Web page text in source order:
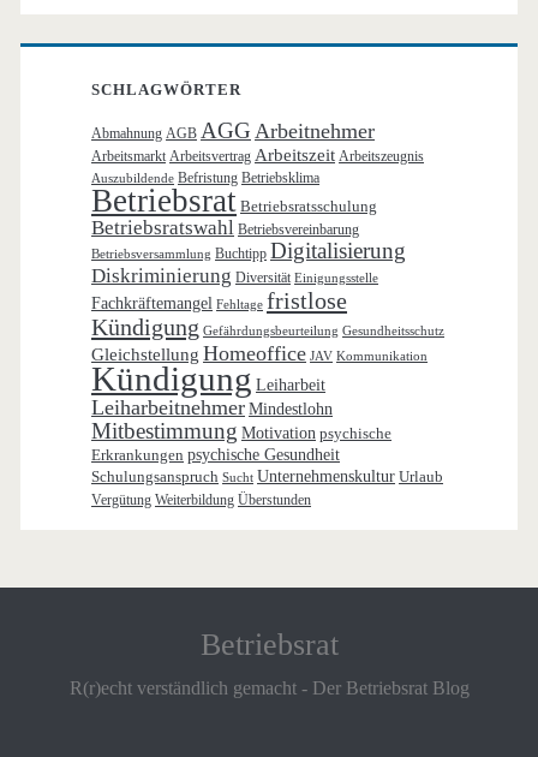
SCHLAGWÖRTER
Abmahnung AGB AGG Arbeitnehmer
Arbeitsmarkt Arbeitsvertrag Arbeitszeit Arbeitszeugnis
Auszubildende Befristung Betriebsklima
Betriebsrat Betriebsratsschulung
Betriebsratswahl Betriebsvereinbarung
Betriebsversammlung Buchtipp Digitalisierung
Diskriminierung Diversität Einigungsstelle
Fachkräftemangel Fehltage fristlose
Kündigung Gefährdungsbeurteilung Gesundheitsschutz
Gleichstellung Homeoffice JAV Kommunikation
Kündigung Leiharbeit
Leiharbeitnehmer Mindestlohn
Mitbestimmung Motivation psychische
Erkrankungen psychische Gesundheit
Schulungsanspruch Sucht Unternehmenskultur Urlaub
Vergütung Weiterbildung Überstunden
Betriebsrat
R(r)echt verständlich gemacht - Der Betriebsrat Blog